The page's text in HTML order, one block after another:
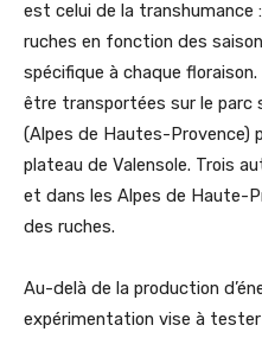
est celui de la transhumance
ruches en fonction des
spécifique à chaque
être transportées sur le parc
(Alpes de Hautes-Provence)
plateau de Valensole. Trois
et dans les Alpes de Haute-
des ruches.
Au-delà de la production
expérimentation vise à